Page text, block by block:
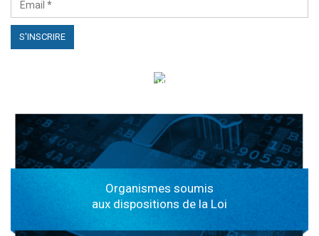
الهياكل الخاضعة لقانون النفاذ إلى المعلومة
Organismes soumis
aux dispositions de la Loi